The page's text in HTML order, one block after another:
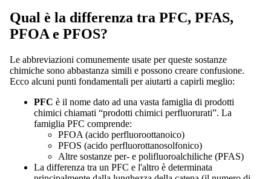
Qual è la differenza tra PFC, PFAS,
PFOA e PFOS?
Le abbreviazioni comunemente usate per queste sostanze
chimiche sono abbastanza simili e possono creare confusione.
Ecco alcuni punti fondamentali per aiutarti a capirli meglio:
PFC è il nome dato ad una vasta famiglia di prodotti
chimici chiamati “prodotti chimici perfluorurati”. La
famiglia PFC comprende:
PFOA (acido perfluoroottanoico)
PFOS (acido perfluorottanosolfonico)
Altre sostanze per- e polifluoroalchiliche (PFAS)
La differenza tra un PFC e l'altro è determinata